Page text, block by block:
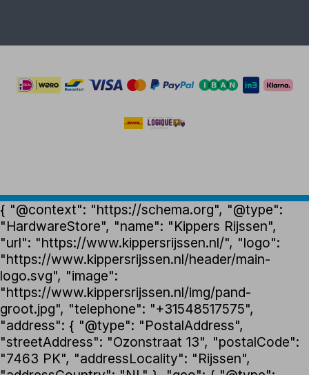
{ "@context": "https://schema.org", "@type":
"HardwareStore", "name": "Kippers Rijssen",
"url": "https://www.kippersrijssen.nl/", "logo":
"https://www.kippersrijssen.nl/header/main-
logo.svg", "image":
"https://www.kippersrijssen.nl/img/pand-
groot.jpg", "telephone": "+31548517575",
"address": { "@type": "PostalAddress",
"streetAddress": "Ozonstraat 13", "postalCode":
"7463 PK", "addressLocality": "Rijssen",